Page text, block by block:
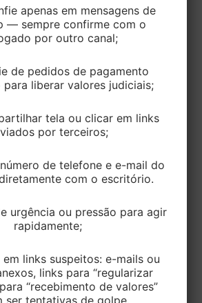
de Justiça
validade de intimação
antecedeu aplicação de
de 2023
que levou à aplicação
pelo Instituto […]
apenas em mensagens de
— sempre confirme com o
por outro canal;
de pedidos de pagamento
liberar valores judiciais;
tela ou clicar em links
por terceiros;
de telefone e e-mail do
com o escritório.
urgência ou pressão para agir
rapidamente;
links suspeitos: e-mails ou
links para “regularizar
“recebimento de valores”
ser tentativas de golpe.